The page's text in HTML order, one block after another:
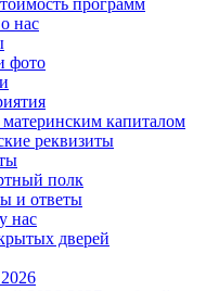
нас
фото
капиталом
реквизиты
полк
и ответы
нас
дверей